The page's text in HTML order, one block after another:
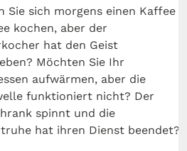
Sie sich morgens einen Kaffee
kochen, aber der
hat den Geist
Möchten Sie Ihr
aufwärmen, aber die
funktioniert nicht? Der
spinnt und die
hat ihren Dienst beendet?